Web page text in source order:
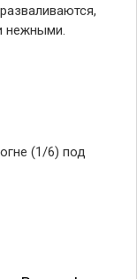
нежными.
(1/6) под